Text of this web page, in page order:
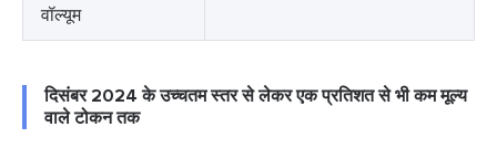
वॉल्यूम
दिसंबर 2024 के उच्चतम स्तर से लेकर एक प्रतिशत से भी कम मूल्य
वाले टोकन तक